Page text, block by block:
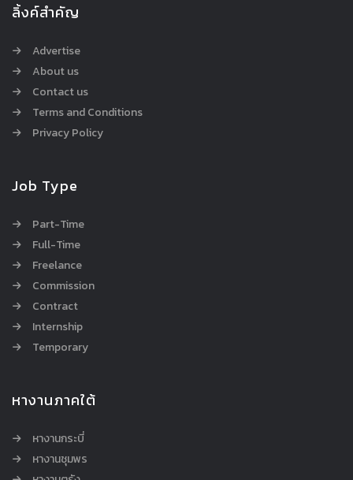
ลิ้งค์สำคัญ
Advertise
About us
Contact us
Terms and Conditions
Privacy Policy
Job Type
Part-Time
Full-Time
Freelance
Commission
Contract
Internship
Temporary
หางานภาคใต้
หางานกระบี่
หางานชุมพร